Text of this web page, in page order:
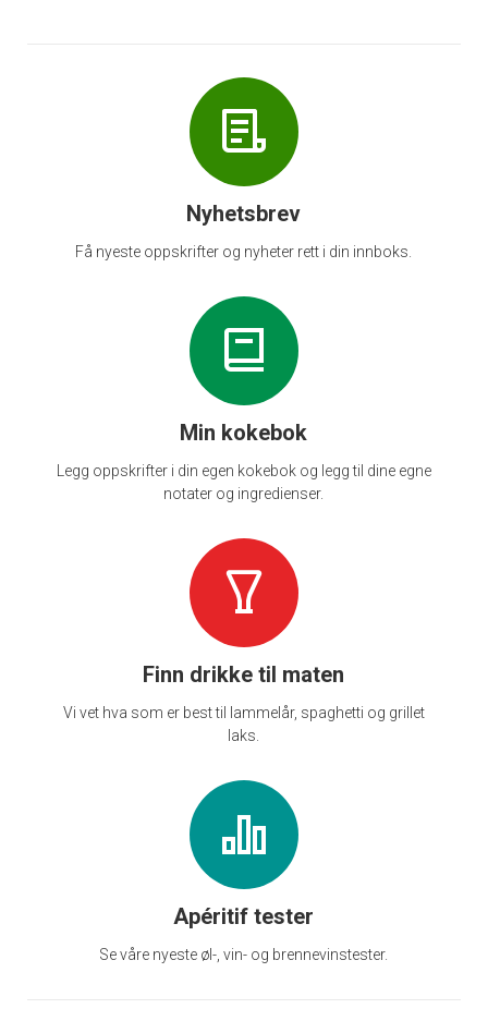
Nyhetsbrev
Få nyeste oppskrifter og nyheter rett i din innboks.
Min kokebok
Legg oppskrifter i din egen kokebok og legg til dine egne
notater og ingredienser.
Finn drikke til maten
Vi vet hva som er best til lammelår, spaghetti og grillet
laks.
Apéritif tester
Se våre nyeste øl-, vin- og brennevinstester.